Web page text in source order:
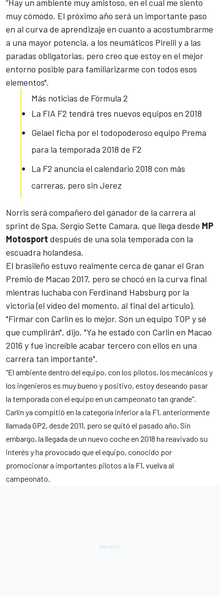
“Hay un ambiente muy amistoso, en el cual me siento
muy cómodo. El próximo año será un importante paso
en al curva de aprendizaje en cuanto a acostumbrarme
a una mayor potencia, a los neumáticos Pirelli y a las
paradas obligatorias, pero creo que estoy en el mejor
entorno posible para familiarizarme con todos esos
elementos".
Más noticias de Fórmula 2
La FIA F2 tendrá tres nuevos equipos en 2018
Gelael ficha por el todopoderoso equipo Prema
para la temporada 2018 de F2
La F2 anuncia el calendario 2018 con más
carreras, pero sin Jerez
Norris será compañero del ganador de la carrera al
sprint de Spa, Sergio Sette Camara, que llega desde MP
Motosport después de una sola temporada con la
escuadra holandesa.
El brasileño estuvo realmente cerca de ganar el Gran
Premio de Macao 2017, pero se chocó en la curva final
mientras luchaba con Ferdinand Habsburg por la
victoria (el vídeo del momento, al final del artículo).
"Firmar con Carlin es lo mejor. Son un equipo TOP y sé
que cumplirán", dijo. "Ya he estado con Carlin en Macao
2016 y fue increíble acabar tercero con ellos en una
carrera tan importante".
"El ambiente dentro del equipo, con los pilotos, los mecánicos y
los ingenieros es muy bueno y positivo, estoy deseando pasar
la temporada con el equipo en un campeonato tan grande".
Carlin ya compitió en la categoría inferior a la F1, anteriormente
llamada GP2, desde 2011, pero se quitó el pasado año. Sin
embargo, la llegada de un nuevo coche en 2018 ha reavivado su
interés y ha provocado que el equipo, conocido por
promocionar a importantes pilotos a la F1, vuelva al
campeonato.